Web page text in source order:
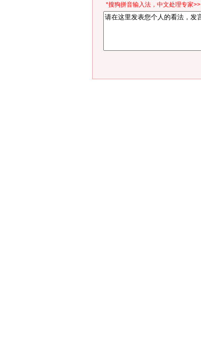
*搜狗拼音输入法，中文处理专家>>